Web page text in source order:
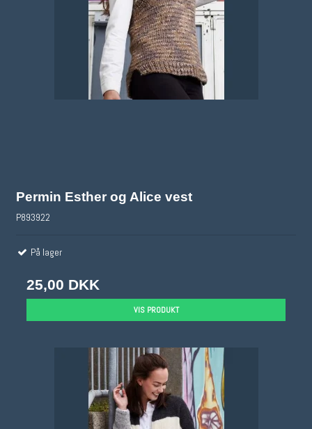
Permin Esther og Alice vest
P893922
På lager
25,00 DKK
VIS PRODUKT